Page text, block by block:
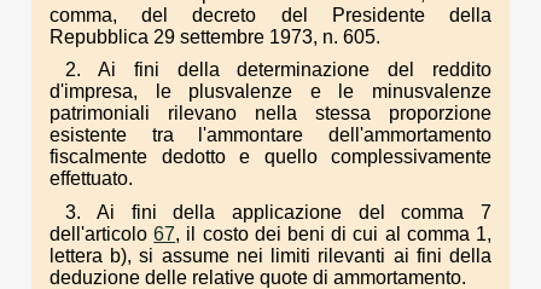
comma, del decreto del Presidente della
Repubblica 29 settembre 1973, n. 605.
2. Ai fini della determinazione del reddito
d'impresa, le plusvalenze e le minusvalenze
patrimoniali rilevano nella stessa proporzione
esistente tra l'ammontare dell'ammortamento
fiscalmente dedotto e quello complessivamente
effettuato.
3. Ai fini della applicazione del comma 7
dell'articolo67, il costo dei beni di cui al comma 1,
lettera b), si assume nei limiti rilevanti ai fini della
deduzione delle relative quote di ammortamento.